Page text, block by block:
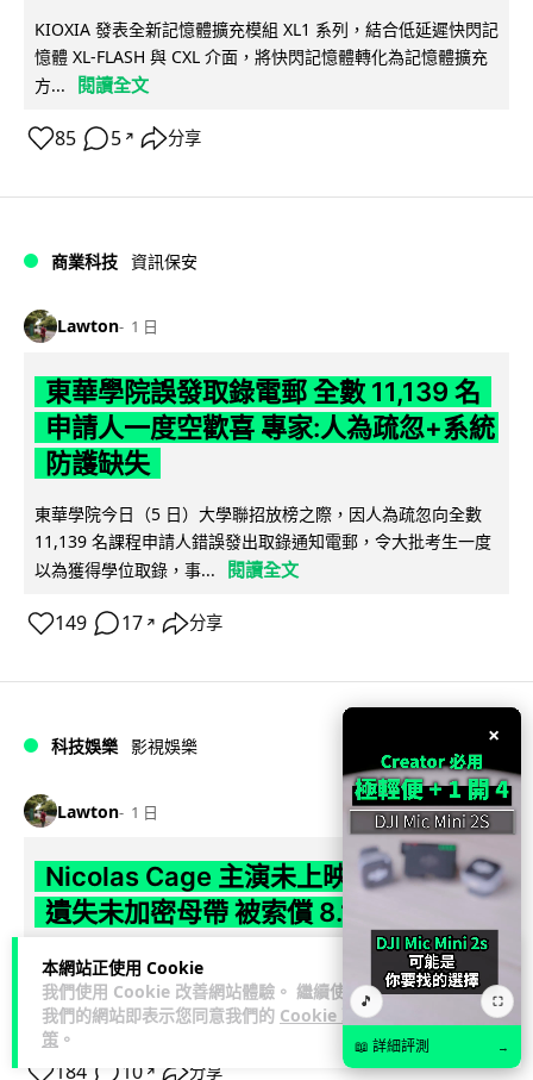
本網站正使用 Cookie
我們使用 Cookie 改善網站體驗。 繼續使用
我們的網站即表示您同意我們的 Cookie 政
策 。
KIOXIA 發表全新記憶體擴充模組 XL1 系列，結合低延遲快閃記
憶體 XL-FLASH 與 CXL 介面，將快閃記憶體轉化為記憶體擴充
方...
閱讀全文
85 5 ↗ 分享
商業科技 資訊保安
Lawton 1 日
東華學院誤發取錄電郵 全數 11,139 名
申請人一度空歡喜 專家:人為疏忽+系統
防護缺失
東華學院今日（5 日）大學聯招放榜之際，因人為疏忽向全數
11,139 名課程申請人錯誤發出取錄通知電郵，令大批考生一度
以為獲得學位取錄，事...
閱讀全文
149 17 ↗ 分享
科技娛樂 影視娛樂
Lawton 1 日
Nicolas Cage 主演未上映電影 Netflix
遺失未加密母帶 被索償 8.19 億港元
【唔見未加密母帶咁大件事】Netflix 洛杉磯辦公室被竊，未上
映的 Nicolas Cage 電影《Fortitude》母帶亦告失蹤。電影...
閱讀全文
184 10 ↗ 分享
×
🎵 ⛶
📖 詳細評測 →